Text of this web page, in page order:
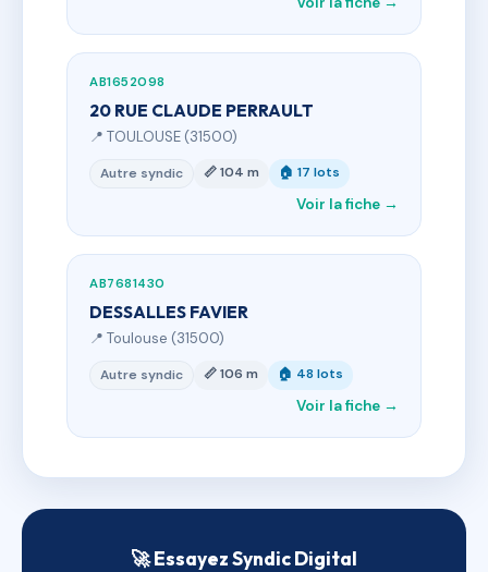
AB1652098
20 RUE CLAUDE PERRAULT
📍 TOULOUSE (31500)
Autre syndic 📏 104 m 🏠 17 lots
Voir la fiche →
AB7681430
DESSALLES FAVIER
📍 Toulouse (31500)
Autre syndic 📏 106 m 🏠 48 lots
Voir la fiche →
🚀 Essayez Syndic Digital